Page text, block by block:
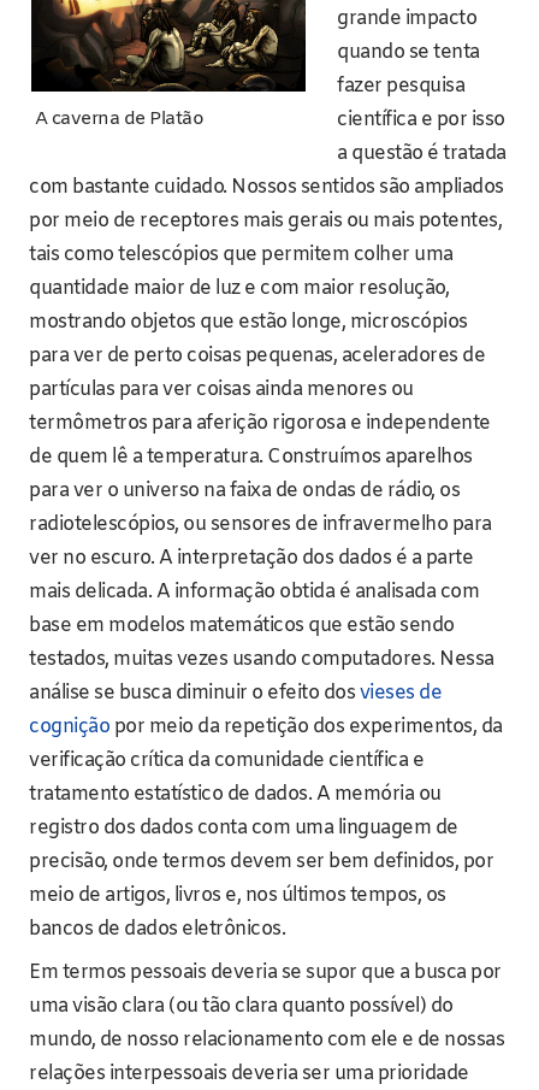
A caverna de Platão
grande impacto
quando se tenta
fazer pesquisa
científica e por isso
a questão é tratada
com bastante cuidado. Nossos sentidos são ampliados
por meio de receptores mais gerais ou mais potentes,
tais como telescópios que permitem colher uma
quantidade maior de luz e com maior resolução,
mostrando objetos que estão longe, microscópios
para ver de perto coisas pequenas, aceleradores de
partículas para ver coisas ainda menores ou
termômetros para aferição rigorosa e independente
de quem lê a temperatura. Construímos aparelhos
para ver o universo na faixa de ondas de rádio, os
radiotelescópios, ou sensores de infravermelho para
ver no escuro. A interpretação dos dados é a parte
mais delicada. A informação obtida é analisada com
base em modelos matemáticos que estão sendo
testados, muitas vezes usando computadores. Nessa
análise se busca diminuir o efeito dosvieses de
cognição por meio da repetição dos experimentos, da
verificação crítica da comunidade científica e
tratamento estatístico de dados. A memória ou
registro dos dados conta com uma linguagem de
precisão, onde termos devem ser bem definidos, por
meio de artigos, livros e, nos últimos tempos, os
bancos de dados eletrônicos.
Em termos pessoais deveria se supor que a busca por
uma visão clara (ou tão clara quanto possível) do
mundo, de nosso relacionamento com ele e de nossas
relações interpessoais deveria ser uma prioridade